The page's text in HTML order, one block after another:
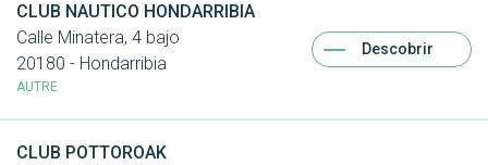
CLUB NAUTICO HONDARRIBIA
Calle Minatera, 4 bajo
20180 - Hondarribia
AUTRE
Descobrir
CLUB POTTOROAK